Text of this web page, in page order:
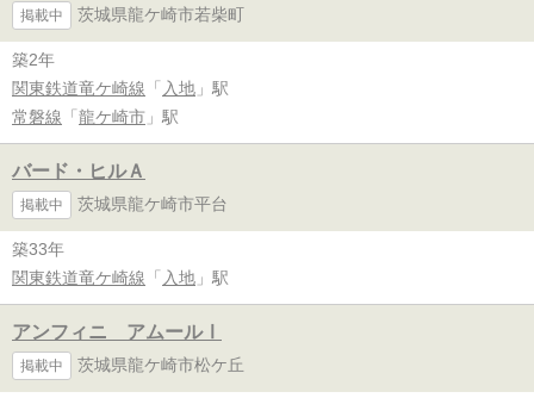
掲載中 茨城県龍ケ崎市若柴町
築2年
関東鉄道竜ケ崎線 「 入地 」駅
常磐線 「 龍ケ崎市 」駅
バード・ヒルＡ
掲載中 茨城県龍ケ崎市平台
築33年
関東鉄道竜ケ崎線 「 入地 」駅
アンフィニ アムールⅠ
掲載中 茨城県龍ケ崎市松ケ丘